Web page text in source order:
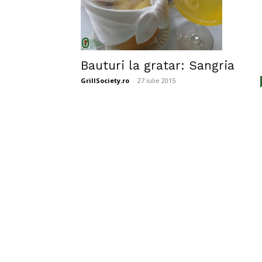
Bauturi la gratar: Sangria
GrillSociety.ro - 27 iulie 2015